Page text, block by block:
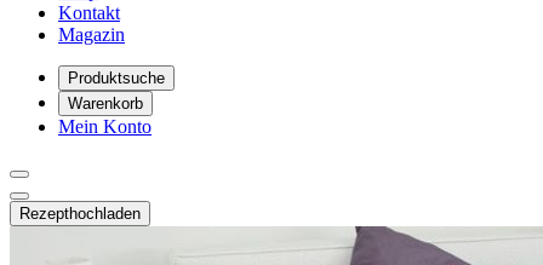
Kontakt
Magazin
Produktsuche
Warenkorb
Mein Konto
Rezepthochladen